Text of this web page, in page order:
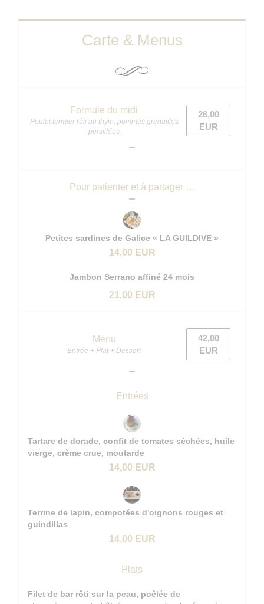
Carte & Menus
Formule du midi
Poulet fermier rôti au thym, pommes grenailles
persillées
26,00
EUR
Pour patienter et à partager …
Petites sardines de Galice « LA GUILDIVE »
14,00 EUR
Jambon Serrano affiné 24 mois
21,00 EUR
Menu
Entrée + Plat + Dessert
42,00
EUR
Entrées
Tartare de dorade, confit de tomates séchées, huile
vierge, crème crue, moutarde
14,00 EUR
Terrine de lapin, compotées d'oignons rouges et
guindillas
14,00 EUR
Plats
Filet de bar rôti sur la peau, poêlée de